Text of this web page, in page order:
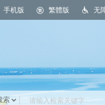
手机版 繁體版 无